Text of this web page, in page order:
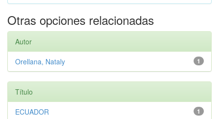
Otras opciones relacionadas
Autor
1
Orellana, Nataly
Título
1
ECUADOR